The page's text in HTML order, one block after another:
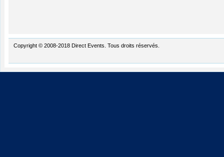
Copyright © 2008-2018 Direct Events. Tous droits réservés.